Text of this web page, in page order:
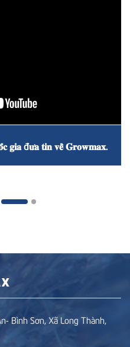
𝐠𝐢𝐚 đ𝐮̛𝐚 𝐭𝐢𝐧 𝐯𝐞̂̀ 𝐆𝐫𝐨𝐰𝐦𝐚𝐱.
Bình Sơn, Xã Long Thành,